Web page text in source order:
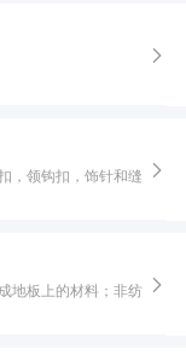
，领钩扣，饰针和缝
地板上的材料；非纺